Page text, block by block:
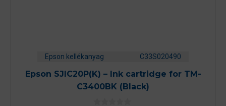
Epson kellékanyag C33S020490
Epson SJIC20P(K) – Ink cartridge for TM-
C3400BK (Black)